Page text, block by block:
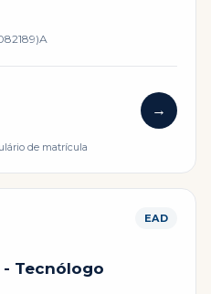
→
de matrícula
EAD
Tecnólogo